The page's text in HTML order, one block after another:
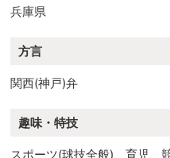
兵庫県
方言
関西(神戸)弁
趣味・特技
スポーツ(球技全般)、育児、